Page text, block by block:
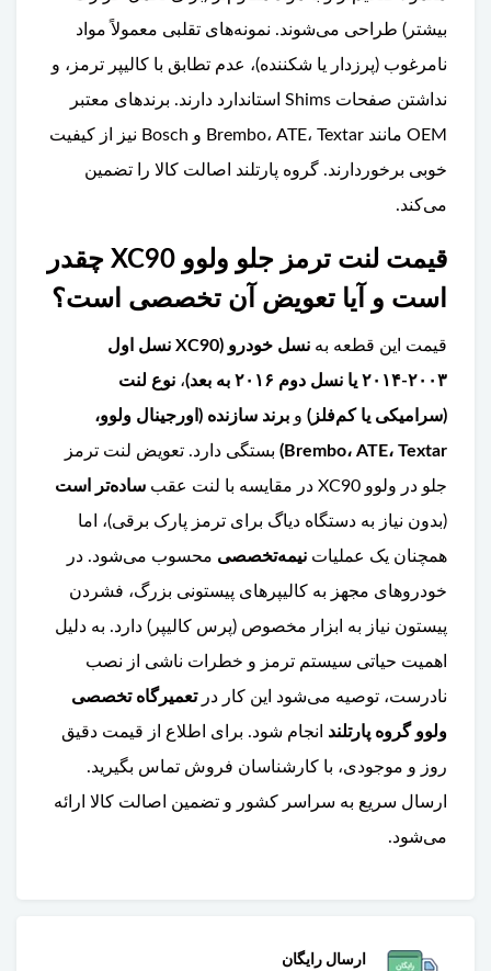
بیشتر) طراحی می‌شوند. نمونه‌های تقلبی معمولاً مواد
نامرغوب (پرزدار یا شکننده)، عدم تطابق با کالیپر ترمز، و
نداشتن صفحات Shims استاندارد دارند. برندهای معتبر
OEM مانند Brembo، ATE، Textar و Bosch نیز از کیفیت
خوبی برخوردارند. گروه پارتلند اصالت کالا را تضمین
می‌کند.
قیمت لنت ترمز جلو ولوو XC90 چقدر
است و آیا تعویض آن تخصصی است؟
قیمت این قطعه به
نسل خودرو (XC90 نسل اول
۲۰۰۳-۲۰۱۴ یا نسل دوم ۲۰۱۶ به بعد)
، نوع لنت
(سرامیکی یا کم‌فلز) و برند سازنده (اورجینال ولوو،
Brembo، ATE، Textar)
بستگی دارد. تعویض لنت ترمز
جلو در ولوو XC90 در مقایسه با لنت عقب
ساده‌تر است
(بدون نیاز به دستگاه دیاگ برای ترمز پارک برقی)، اما
همچنان یک عملیات نیمه‌تخصصی محسوب می‌شود. در
خودروهای مجهز به کالیپرهای پیستونی بزرگ، فشردن
پیستون نیاز به ابزار مخصوص (پرس کالیپر) دارد. به دلیل
اهمیت حیاتی سیستم ترمز و خطرات ناشی از نصب
نادرست، توصیه می‌شود این کار درتعمیرگاه تخصصی
ولوو گروه پارتلند انجام شود. برای اطلاع از قیمت دقیق
روز و موجودی، با کارشناسان فروش تماس بگیرید.
ارسال سریع به سراسر کشور و تضمین اصالت کالا ارائه
می‌شود.
ارسال رایگان